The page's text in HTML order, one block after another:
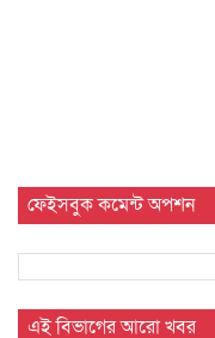
ফেইসবুক কমেন্ট অপশন
এই বিভাগের আরো খবর